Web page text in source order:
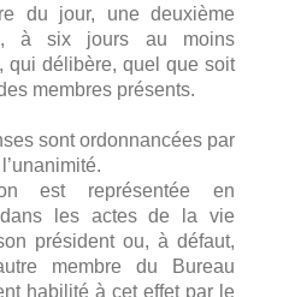
du jour, une deuxième
à six jours au moins
qui délibère, quel que soit
membres présents.
sont ordonnancées par
est représentée en
les actes de la vie
président ou, à défaut,
membre du Bureau
habilité à cet effet par le